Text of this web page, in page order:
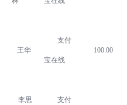
王华
支付
宝在线
100.00
李思 支付